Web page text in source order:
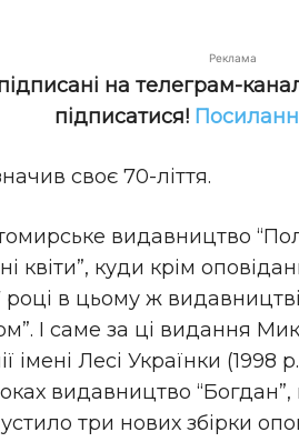
Реклама
на телеграм-
підписатися!
своє 70-ліття.
видавництво
квіти”, куди крім
році в цьому ж
І саме за ці видання
імені Лесі Українки (1998
видавництво “Богдан”,
три нових збірки